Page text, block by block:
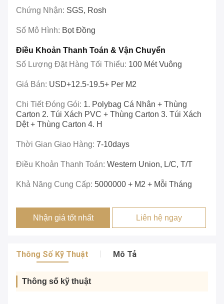
Chứng Nhận: SGS, Rosh
Số Mô Hình: Bọt Đồng
Điều Khoản Thanh Toán & Vận Chuyển
Số Lượng Đặt Hàng Tối Thiểu: 100 Mét Vuông
Giá Bán: USD+12.5-19.5+ Per M2
Chi Tiết Đóng Gói: 1. Polybag Cá Nhân + Thùng
Carton 2. Túi Xách PVC + Thùng Carton 3. Túi Xách
Dệt + Thùng Carton 4. H
Thời Gian Giao Hàng: 7-10days
Điều Khoản Thanh Toán: Western Union, L/c, T/T
Khả Năng Cung Cấp: 5000000 + M2 + Mỗi Tháng
Nhận giá tốt nhất Liên hệ ngay
Thông Số Kỹ Thuật Mô Tả
Thông số kỹ thuật